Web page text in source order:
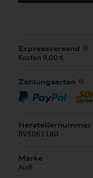
Expressversand
Kosten 9,00 €
Zahlungsarten
Herstellernummer
8V5061180
Marke
Audi